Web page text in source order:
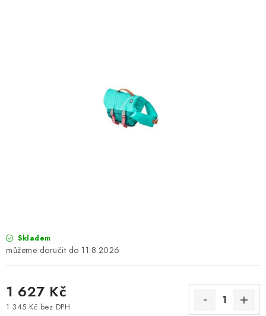
KRÁLÍCI/HLODAVCI/PTÁCI
Skladem
11.8.2026
1 627 Kč
1 345 Kč bez DPH